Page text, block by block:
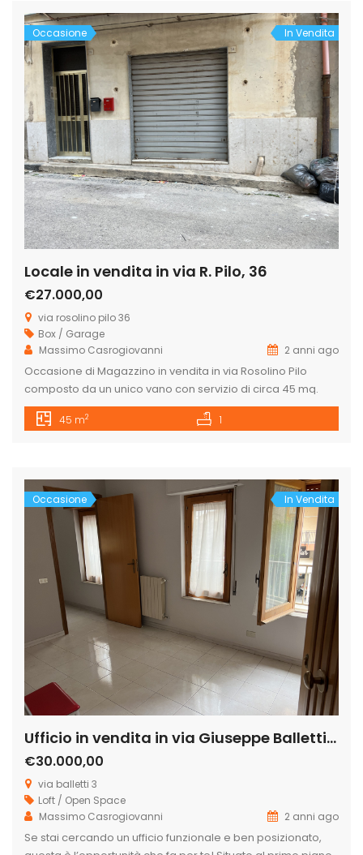
famiglia […]
Occasione In Vendita
Locale in vendita in via R. Pilo, 36
€27.000,00
via rosolino pilo 36
Box / Garage
Massimo Casrogiovanni
2 anni ago
Occasione di Magazzino in vendita in via Rosolino Pilo
composto da un unico vano con servizio di circa 45 mq.
Libero da subito, ottimo investimento per garage, deposito
o apertura di piccola attività artigianale o commerciale in
magazzino […]
45 m2 1
Occasione In Vendita
Ufficio in vendita in via Giuseppe Balletti, 3
€30.000,00
via balletti 3
Loft / Open Space
Massimo Casrogiovanni
2 anni ago
Se stai cercando un ufficio funzionale e ben posizionato,